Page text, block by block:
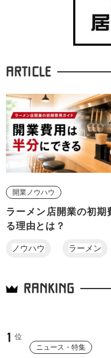
ARTICLE
開業ノウハウ
ラーメン店開業の初
る理由とは？
ノウハウ ラーメン
RANKING
ニュース・特集